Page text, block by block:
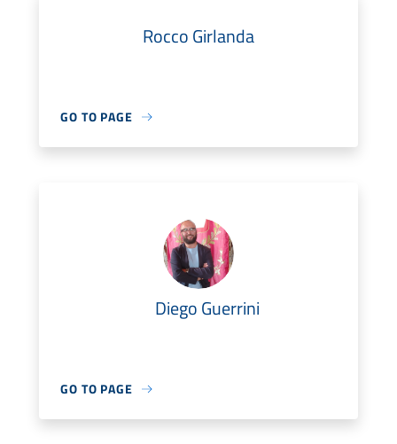
Rocco Girlanda
GO TO PAGE
Diego Guerrini
GO TO PAGE